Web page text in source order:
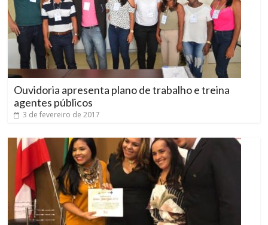
Ouvidoria apresenta plano de trabalho e treina
agentes públicos
3 de fevereiro de 2017